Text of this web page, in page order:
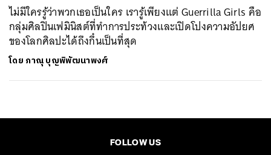
ไม่มีใครรู้ว่าพวกเธอเป็นใคร เรารู้เพียงแต่ Guerrilla Girls คือ
กลุ่มศิลปินเฟมินิสต์ที่ทำการประท้วงและเปิดโปงความอัปยศ
ของโลกศิลปะได้ถึงกึ๋นเป็นที่สุด
โดย ภาณุ บุญพิพัฒนาพงศ์
FOLLOW US